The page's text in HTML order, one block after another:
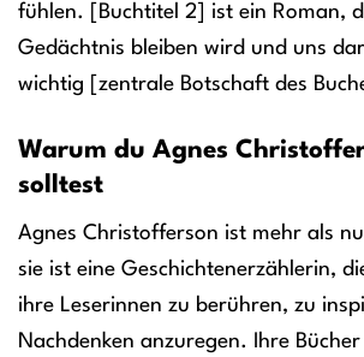
fühlen. [Buchtitel 2] ist ein Roman,
Gedächtnis bleiben wird und uns
wichtig [zentrale Botschaft des
Warum du Agnes
solltest
Agnes Christofferson ist mehr als
sie ist eine Geschichtenerzählerin,
ihre Leserinnen zu berühren, zu
Nachdenken anzuregen. Ihre